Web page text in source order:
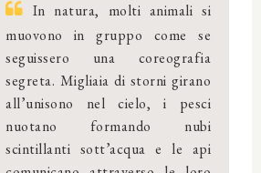
In natura, molti animali si
muovono in gruppo come se
seguissero una coreografia
segreta. Migliaia di storni girano
all’unisono nel cielo, i pesci
nuotano formando nubi
scintillanti sott’acqua e le api